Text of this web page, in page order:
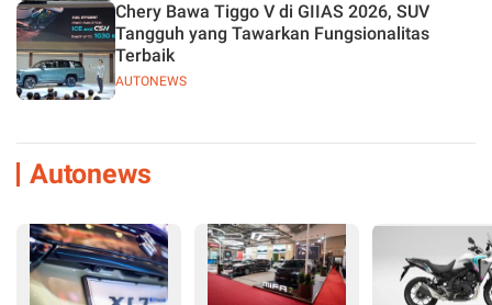
AUTONEWS
Chery Bawa Tiggo V di GIIAS 2026, SUV
Tangguh yang Tawarkan Fungsionalitas
Terbaik
Autonews